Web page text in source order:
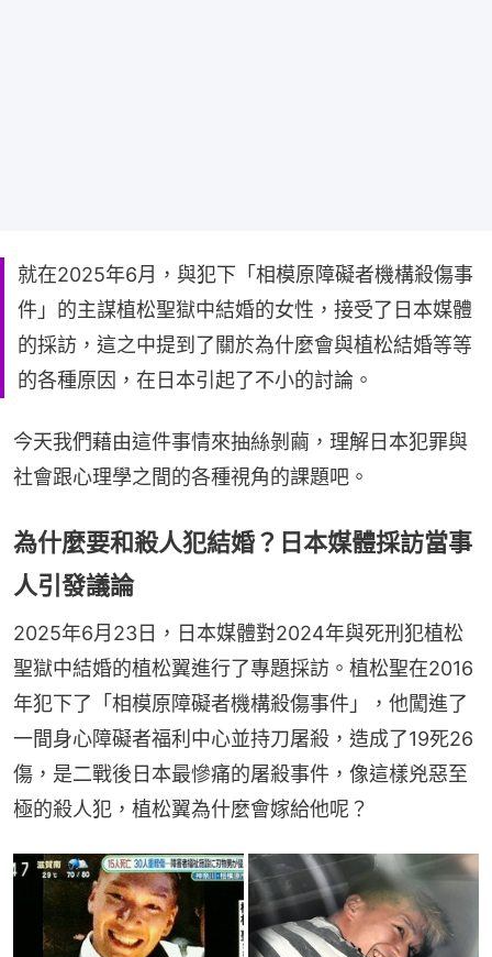
就在2025年6月，與犯下「相模原障礙者機構殺傷事
件」的主謀植松聖獄中結婚的女性，接受了日本媒體
的採訪，這之中提到了關於為什麼會與植松結婚等等
的各種原因，在日本引起了不小的討論。
今天我們藉由這件事情來抽絲剝繭，理解日本犯罪與
社會跟心理學之間的各種視角的課題吧。
為什麼要和殺人犯結婚？日本媒體採訪當事
人引發議論
2025年6月23日，日本媒體對2024年與死刑犯植松
聖獄中結婚的植松翼進行了專題採訪。植松聖在2016
年犯下了「相模原障礙者機構殺傷事件」，他闖進了
一間身心障礙者福利中心並持刀屠殺，造成了19死26
傷，是二戰後日本最慘痛的屠殺事件，像這樣兇惡至
極的殺人犯，植松翼為什麼會嫁給他呢？